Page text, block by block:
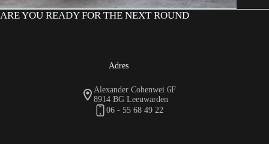
ARE YOU READY FOR THE NEXT ROUND​
Adres
Alexander Cohenwei 6F
8914 BG Leeuwarden
06 - 55 68 49 22